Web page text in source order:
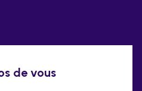
de vous